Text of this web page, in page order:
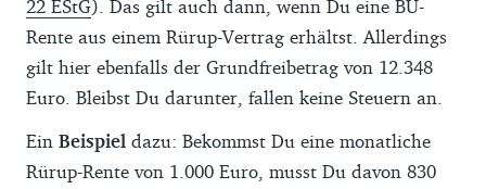
22 EStG). Das gilt auch dann, wenn Du eine BU-
Rente aus einem Rürup-Vertrag erhältst. Allerdings
gilt hier ebenfalls der Grundfreibetrag von 12.348
Euro. Bleibst Du darunter, fallen keine Steuern an.
Ein Beispiel dazu: Bekommst Du eine monatliche
Rürup-Rente von 1.000 Euro, musst Du davon 830